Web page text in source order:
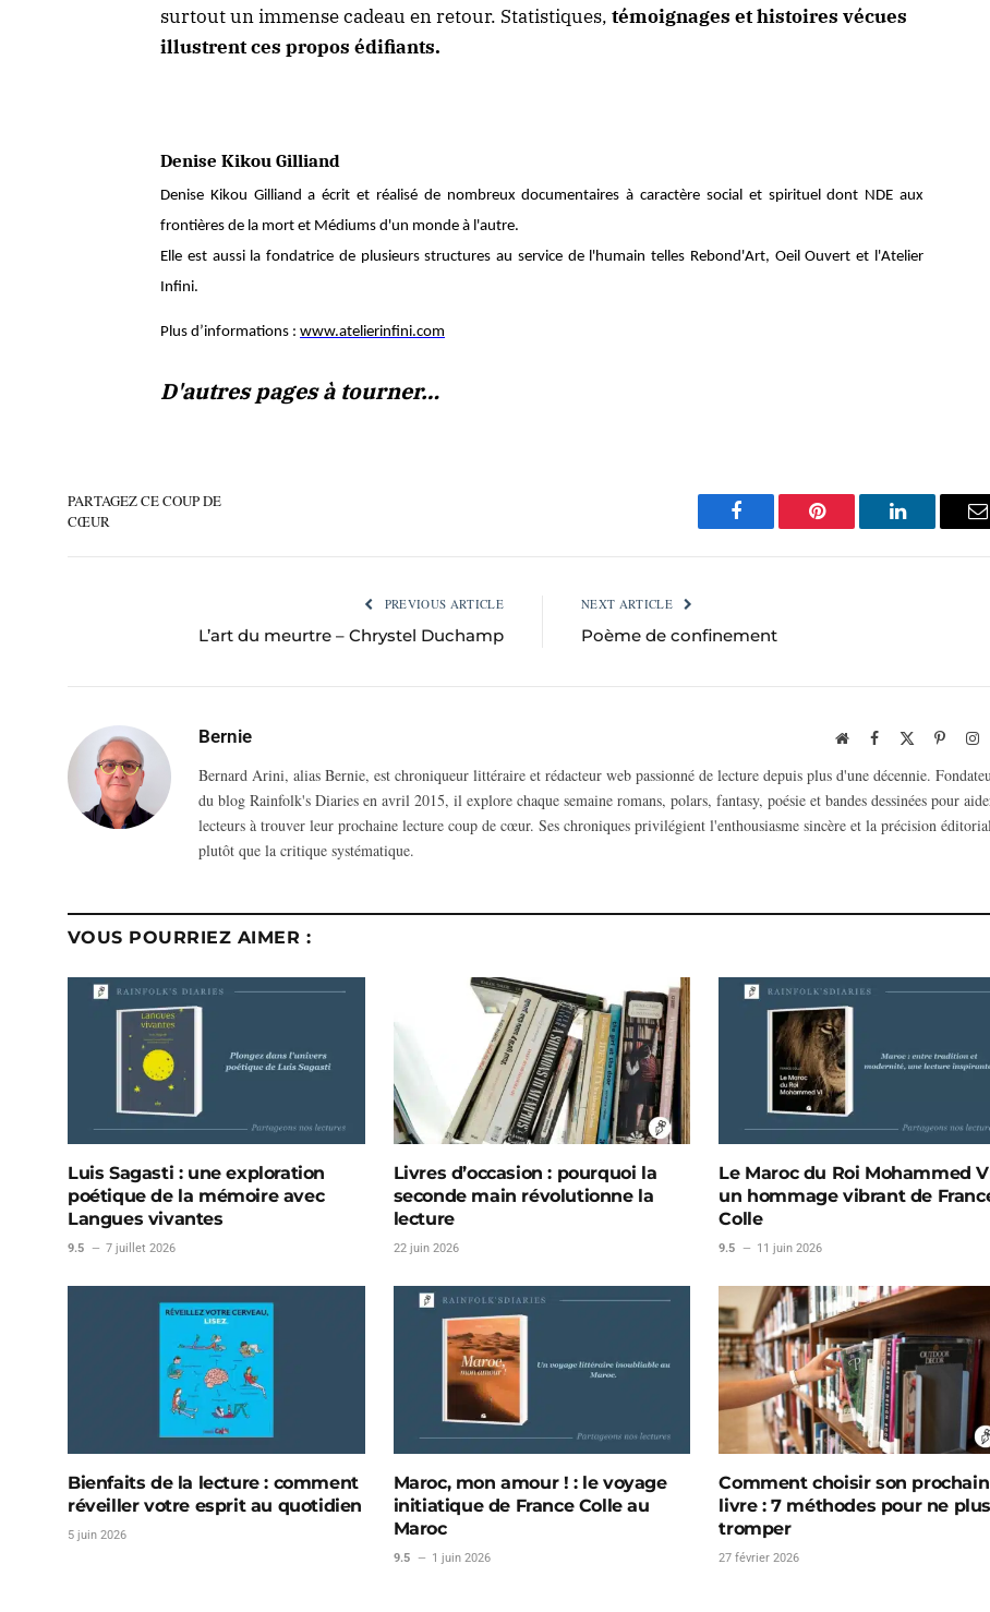
surtout un immense cadeau en retour. Statistiques, témoignages et histoires vécues
illustrent ces propos édifiants.
Denise Kikou Gilliand
Denise Kikou Gilliand a écrit et réalisé de nombreux documentaires à caractère social et spirituel dont NDE aux
frontières de la mort et Médiums d'un monde à l'autre.
Elle est aussi la fondatrice de plusieurs structures au service de l'humain telles Rebond'Art, Oeil Ouvert et l'Atelier
Infini.
Plus d’informations : www.atelierinfini.com
D'autres pages à tourner…
PARTAGEZ CE COUP DE
CŒUR
Facebook Pinterest LinkedIn
PREVIOUS ARTICLE
L’art du meurtre – Chrystel Duchamp
NEXT ARTICLE
Poème de confinement
Bernie WebsiteFacebook Pinterest
Bernard Arini, alias Bernie, est chroniqueur littéraire et rédacteur web passionné de lecture depuis plus d'une décennie.
du blog Rainfolk's Diaries en avril 2015, il explore chaque semaine romans, polars, fantasy, poésie et bandes dessinées pour
lecteurs à trouver leur prochaine lecture coup de cœur. Ses chroniques privilégient l'enthousiasme sincère et la précision
plutôt que la critique systématique.
VOUS POURRIEZ AIMER :
Luis Sagasti : une exploration
poétique de la mémoire avec
Langues vivantes
9.5 7 juillet 2026
Livres d’occasion : pourquoi la
seconde main révolutionne la
lecture
22 juin 2026
Le Maroc du Roi Mohammed
un hommage vibrant de
Colle
9.5 11 juin 2026
Bienfaits de la lecture : comment
réveiller votre esprit au quotidien
5 juin 2026
Maroc, mon amour ! : le voyage
initiatique de France Colle au
Maroc
9.5 1 juin 2026
Comment choisir son prochain
livre : 7 méthodes pour ne
tromper
27 février 2026